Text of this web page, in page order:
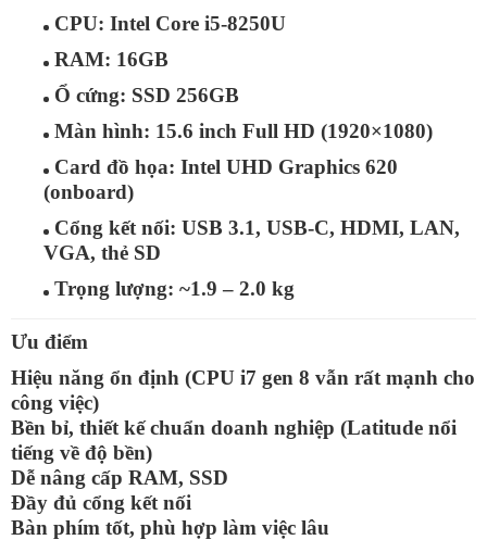
CPU: Intel Core i5-8250U
RAM: 16GB
Ổ cứng: SSD 256GB
Màn hình: 15.6 inch Full HD (1920×1080)
Card đồ họa: Intel UHD Graphics 620
(onboard)
Cổng kết nối: USB 3.1, USB-C, HDMI, LAN,
VGA, thẻ SD
Trọng lượng: ~1.9 – 2.0 kg
Ưu điểm
Hiệu năng ổn định (CPU i7 gen 8 vẫn rất mạnh cho
công việc)
Bền bỉ, thiết kế chuẩn doanh nghiệp (Latitude nổi
tiếng về độ bền)
Dễ nâng cấp RAM, SSD
Đầy đủ cổng kết nối
Bàn phím tốt, phù hợp làm việc lâu